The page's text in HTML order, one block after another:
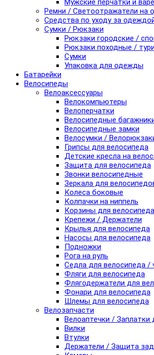
Мужские перчатки и
Ремни / Светоотражатели на
Средства по уходу за
Сумки / Рюкзаки
Рюкзаки городские /
Рюкзаки походные /
Сумки
Упаковка для одежды
Батарейки
Велосипеды
Велоаксессуары
Велокомпьютеры
Велоперчатки
Велосипедные
Велосипедные замки
Велосумки /
Грипсы для велосипеда
Детские кресла на
Защита для велосипеда
Звонки велосипедные
Зеркала для
Колеса боковые
Колпачки на ниппель
Корзины для велосипеда
Крепежи / Держатели
Крылья для велосипеда
Насосы для велосипеда
Подножки
Рога на руль
Седла для велосипеда /
Фляги для велосипеда
Флягодержатели для
Фонари для велосипеда
Шлемы для велосипеда
Велозапчасти
Велоаптечки / Заплатки
Вилки
Втулки
Держатели / Защита